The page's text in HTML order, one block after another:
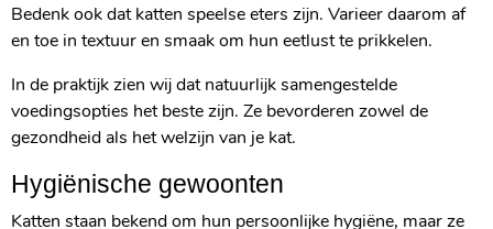
Bedenk ook dat katten speelse eters zijn. Varieer daarom af
en toe in textuur en smaak om hun eetlust te prikkelen.
In de praktijk zien wij dat natuurlijk samengestelde
voedingsopties het beste zijn. Ze bevorderen zowel de
gezondheid als het welzijn van je kat.
Hygiënische gewoonten
Katten staan bekend om hun persoonlijke hygiëne, maar ze